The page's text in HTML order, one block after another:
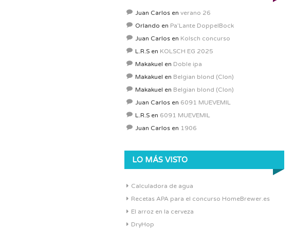
Juan Carlos en verano 26
Orlando en Pa’Lante DoppelBock
Juan Carlos en Kolsch concurso
L.R.S en KOLSCH EG 2025
Makakuel en Doble ipa
Makakuel en Belgian blond (Clon)
Makakuel en Belgian blond (Clon)
Juan Carlos en 6091 MUEVEMIL
L.R.S en 6091 MUEVEMIL
Juan Carlos en 1906
LO MÁS VISTO
Calculadora de agua
Recetas APA para el concurso HomeBrewer.es
El arroz en la cerveza
DryHop